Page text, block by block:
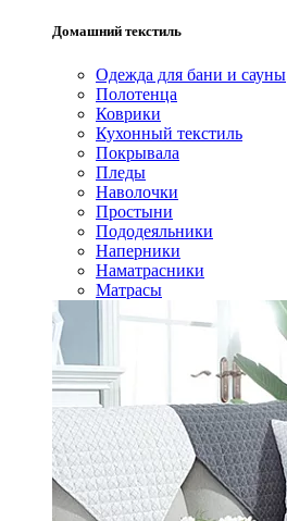
Домашний текстиль
Одежда для бани и сауны
Полотенца
Коврики
Кухонный текстиль
Покрывала
Пледы
Наволочки
Простыни
Пододеяльники
Наперники
Наматрасники
Матрасы